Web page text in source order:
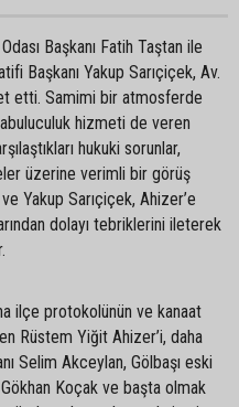
Başkanı Fatih Taştan ile
Başkanı Yakup Sarıçiçek, Av.
etti. Samimi bir atmosferde
hizmeti de veren
hukuki sorunlar,
üzerine verimli bir görüş
Yakup Sarıçiçek, Ahizer’e
dolayı tebriklerini ileterek
ilçe protokolünün ve kanaat
Rüstem Yiğit Ahizer’i, daha
Selim Akceylan, Gölbaşı eski
Koçak ve başta olmak